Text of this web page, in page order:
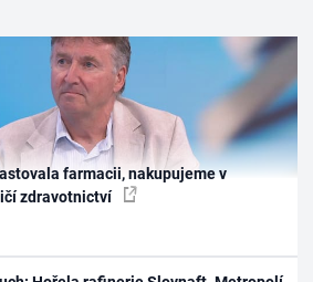
farmacii, nakupujeme v
zdravotnictví